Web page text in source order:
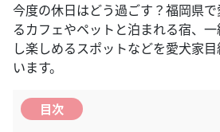
今度の休日はどう過ごす？福岡県
るカフェやペットと泊まれる宿、
し楽しめるスポットなどを愛犬家
います。
目次